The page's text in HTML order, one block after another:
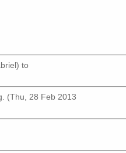
to
. (Thu, 28 Feb 2013